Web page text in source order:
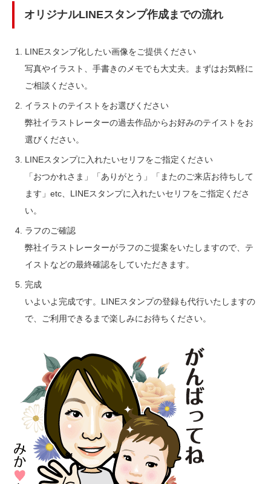
オリジナルLINEスタンプ作成までの流れ
LINEスタンプ化したい画像をご提供ください
写真やイラスト、手書きのメモでも大丈夫。まずはお気軽に
ご相談ください。
イラストのテイストをお選びください
弊社イラストレーターの過去作品からお好みのテイストをお
選びください。
LINEスタンプに入れたいセリフをご指定ください
「おつかれさま」「ありがとう」「またのご来店お待ちして
ます」etc、LINEスタンプに入れたいセリフをご指定くださ
い。
ラフのご確認
弊社イラストレーターがラフのご提案をいたしますので、テ
イストなどの最終確認をしていただきます。
完成
いよいよ完成です。LINEスタンプの登録も代行いたしますの
で、ご利用できるまで楽しみにお待ちください。